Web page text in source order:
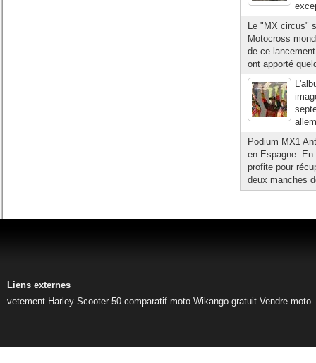
Le "MX circus"
Motocross
de ce
ont apporté
Podium MX1
en Espagne.
profite pour
deux manches
Liens externes
vetement Harley Scooter 50 comparatif moto Wikango gratuit Vendre moto